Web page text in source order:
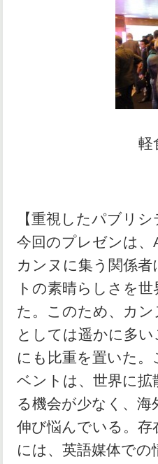
軽
【重視したパブリ
今回のプレゼンは、
カンヌに集う関係
トの素晴らしさを
た。このため、カ
としては遥かに多
にも比重を置いた
ベントは、世界に拡
る機会が少なく、
伸び悩んでいる。
には、英語媒体で